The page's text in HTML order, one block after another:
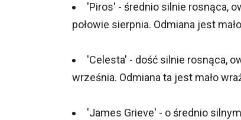
'Piros' - średnio silnie rosnąca,
połowie sierpnia. Odmiana jest
'Celesta' - dość silnie rosnąca,
września. Odmiana ta jest mało
'James Grieve' - o średnio